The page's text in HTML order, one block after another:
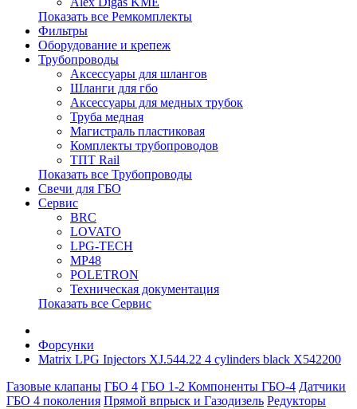
Показать все Ремкомплекты
Фильтры
Оборудование и крепеж
Трубопроводы
Аксессуары для шлангов
Шланги для гбо
Аксессуары для медных трубок
Труба медная
Магистраль пластиковая
Комплекты трубопроводов
ТПТ Rail
Показать все Трубопроводы
Свечи для ГБО
Сервис
BRC
LOVATO
LPG-TECH
MP48
POLETRON
Техническая документация
Показать все Сервис
Форсунки
Matrix LPG Injectors XJ.544.22 4 cylinders black X542200
Газовые клапаны ГБО 4 ГБО 1-2 Компоненты ГБО-4 Датчики
ГБО 4 поколения Прямой впрыск и Газодизель Редукторы